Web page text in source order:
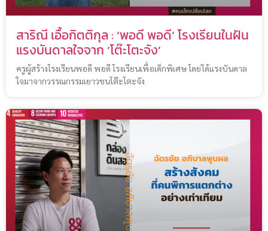
สาริณี เอื้อกิตติกุล : ‘พอดี พอดี’ โรงเรียนในฝัน
แรงบันดาลใจจาก ‘โต๊ะโตะจัง’​
ครูผู้สร้างโรงเรียนพอดี พอดี โรงเรียนเพื่อเด็กพิเศษ โดยได้แรงบันดาล
ใจมาจากวรรณกรรมเยาวชนโต๊ะโตะจัง